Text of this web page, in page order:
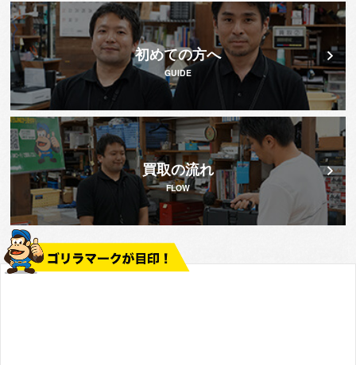
初めての方へ
GUIDE
買取の流れ
FLOW